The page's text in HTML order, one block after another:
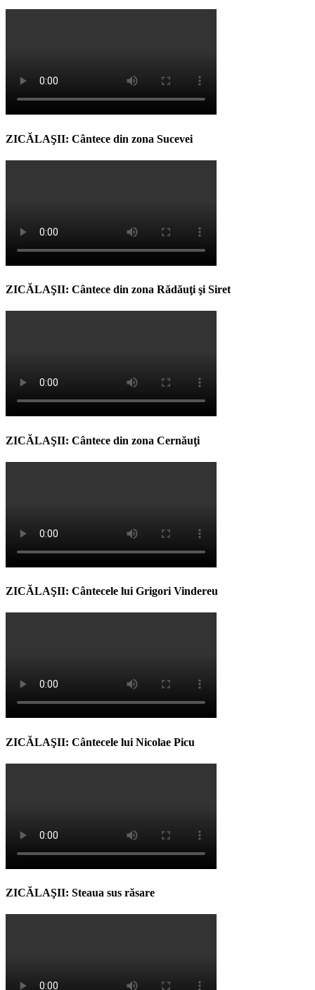
ZICĂLAŞII: Cântece din zona Sucevei
ZICĂLAŞII: Cântece din zona Rădăuţi şi Siret
ZICĂLAŞII: Cântece din zona Cernăuţi
ZICĂLAŞII: Cântecele lui Grigori Vindereu
ZICĂLAŞII: Cântecele lui Nicolae Picu
ZICĂLAŞII: Steaua sus răsare